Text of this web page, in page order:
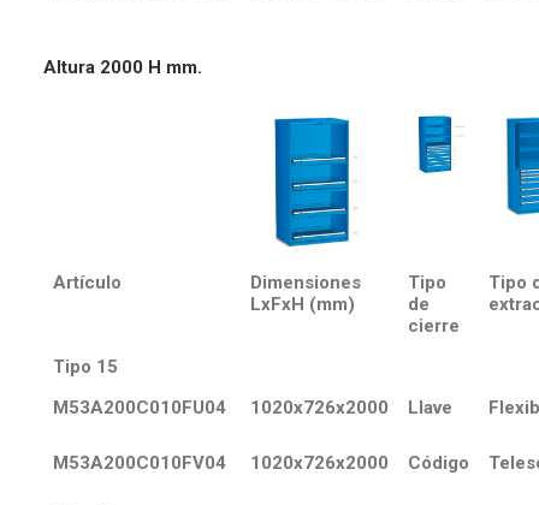
Altura 2000 H mm.
Artículo
Dimensiones
LxFxH (mm)
Tipo
de
cierre
Tipo
Tipo 15
M53A200C010FU04
1020x726x2000 Llave
M53A200C010FV04 1020x726x2000 Código